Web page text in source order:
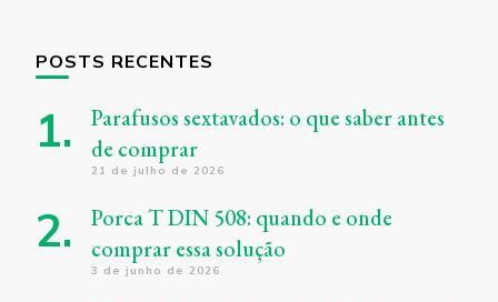
POSTS RECENTES
Parafusos sextavados: o que saber antes
de comprar
21 de julho de 2026
Porca T DIN 508: quando e onde
comprar essa solução
3 de junho de 2026